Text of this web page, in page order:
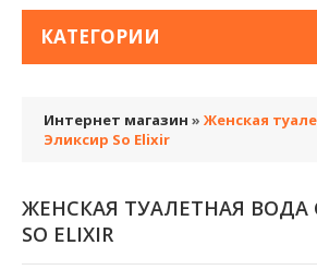
КАТЕГОРИИ
Интернет магазин » Женская
Эликсир So Elixir
ЖЕНСКАЯ ТУАЛЕТНАЯ ВОДА
SO ELIXIR